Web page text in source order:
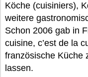
Köche (cuisiniers),
weitere
Schon 2006 gab in
cuisine, c’est de la
französische Küche
lassen.